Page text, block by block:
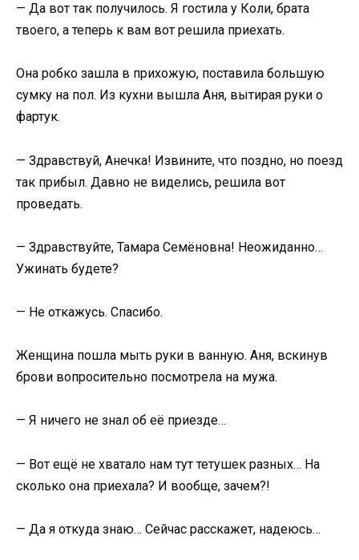
— Да вот так получилось. Я гостила у Коли, брата
твоего, а теперь к вам вот решила приехать.
Она робко зашла в прихожую, поставила большую
сумку на пол. Из кухни вышла Аня, вытирая руки о
фартук.
— Здравствуй, Анечка! Извините, что поздно, но поезд
так прибыл. Давно не виделись, решила вот
проведать.
— Здравствуйте, Тамара Семёновна! Неожиданно…
Ужинать будете?
— Не откажусь. Спасибо.
Женщина пошла мыть руки в ванную. Аня, вскинув
брови вопросительно посмотрела на мужа.
— Я ничего не знал об её приезде…
— Вот ещё не хватало нам тут тетушек разных… На
сколько она приехала? И вообще, зачем?!
— Да я откуда знаю… Сейчас расскажет, надеюсь…